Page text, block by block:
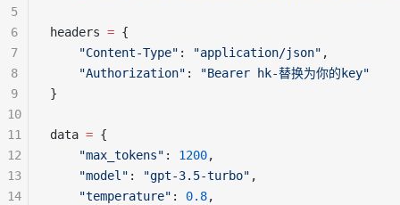
headers = {
"Content-Type" : "application/json" ,
"Authorization" :
"Bearer hk-替换为你的key"
}
data = {
"max_tokens" : 1200,
"model" : "gpt-3.5-turbo" ,
"temperature" : 0.8,
5
6
7
8
9
10
11
12
13
14